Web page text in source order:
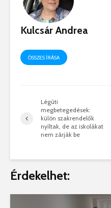
Kulcsár Andrea
ÖSSZES ÍRÁSA
Légúti
megbetegedések:
külön szakrendelők
nyíltak, de az iskolákat
nem zárják be
Érdekelhet: